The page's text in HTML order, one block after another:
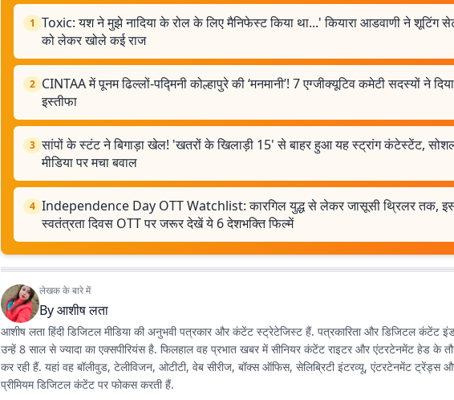
1 Toxic: यश ने मुझे नादिया के रोल के लिए मैनिफेस्ट किया था...' कियारा आडवाणी ने शूटिंग
को लेकर खोले कई राज
2 CINTAA में पूनम ढिल्लों-पद्मिनी कोल्हापुरे की ‘मनमानी’! 7 एग्जीक्यूटिव कमेटी सदस्यों ने दिया
इस्तीफा
3 सांपों के स्टंट ने बिगाड़ा खेल! 'खतरों के खिलाड़ी 15' से बाहर हुआ यह स्ट्रांग कंटेस्टेंट,
मीडिया पर मचा बवाल
4 Independence Day OTT Watchlist: कारगिल युद्ध से लेकर जासूसी थ्रिलर तक,
स्वतंत्रता दिवस OTT पर जरूर देखें ये 6 देशभक्ति फिल्में
लेखक के बारे में
Byआशीष लता
आशीष लता हिंदी डिजिटल मीडिया की अनुभवी पत्रकार और कंटेंट स्ट्रेटेजिस्ट हैं. पत्रकारिता और डिजिटल कंटेंट
उन्हें 8 साल से ज्यादा का एक्सपीरियंस है. फिलहाल वह प्रभात खबर में सीनियर कंटेंट राइटर और एंटरटेनमेंट हेड के
कर रही हैं. यहां वह बॉलीवुड, टेलीविजन, ओटीटी, वेब सीरीज, बॉक्स ऑफिस, सेलिब्रिटी इंटरव्यू, एंटरटेनमेंट ट्रेंड्स
प्रीमियम डिजिटल कंटेंट पर फोकस करती हैं.